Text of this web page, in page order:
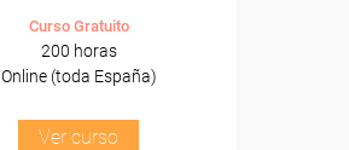
Curso Gratuito
200 horas
Online (toda España)
Ver curso